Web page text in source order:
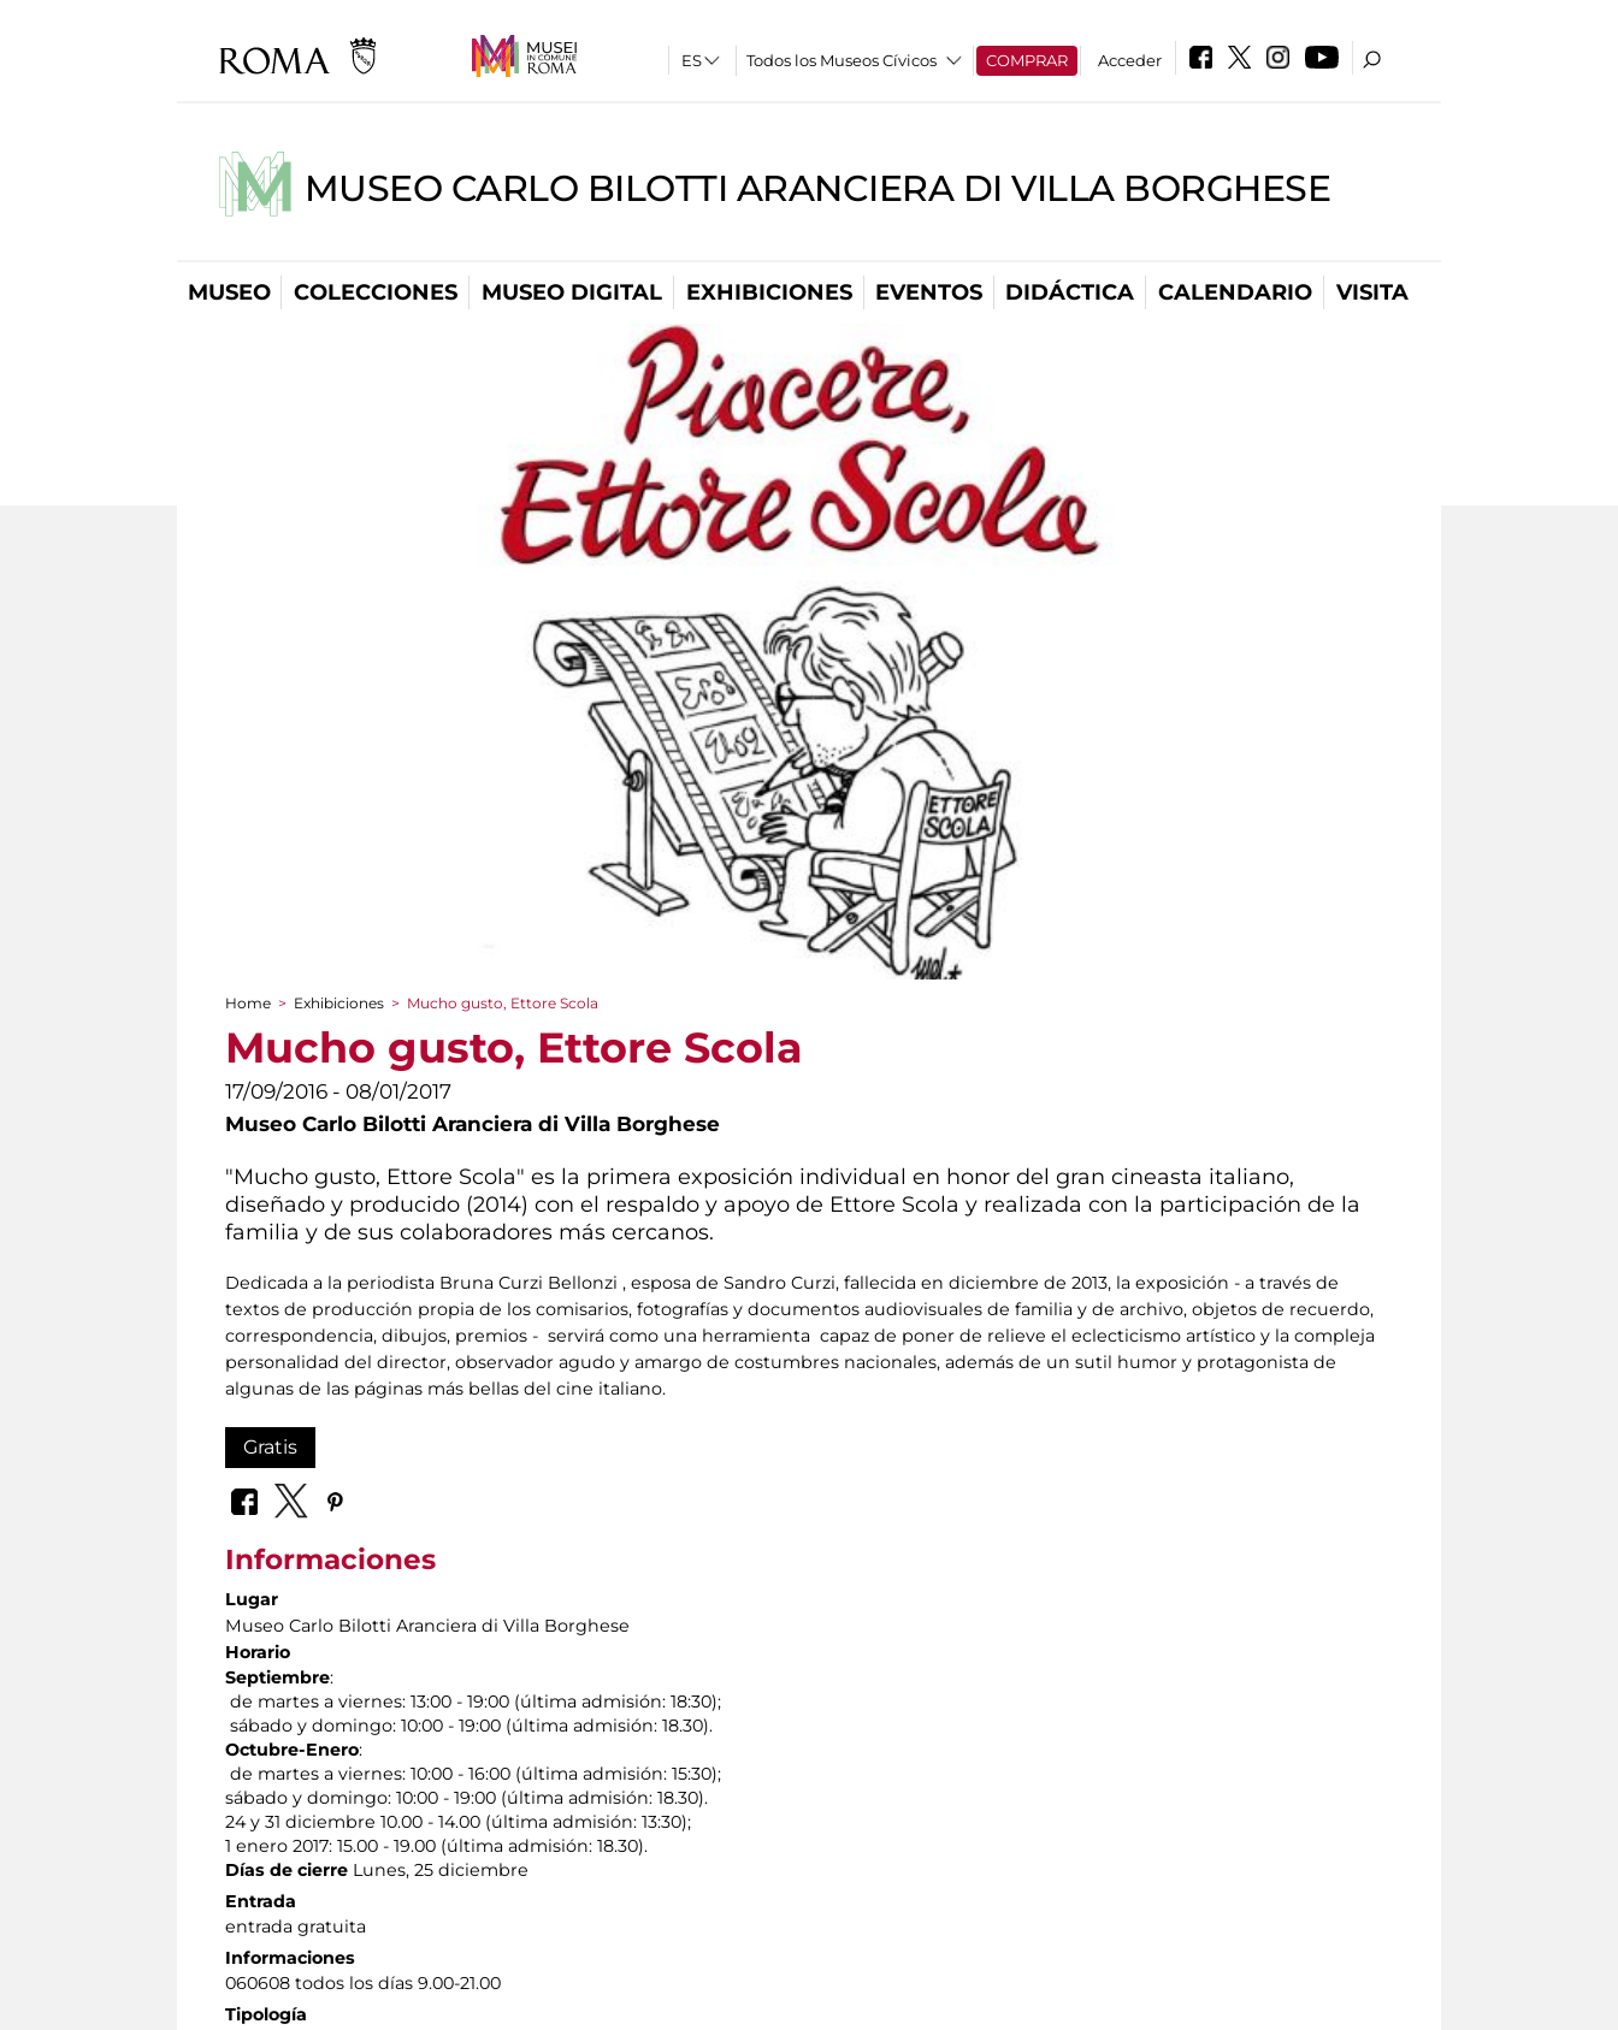
Todos los Museos Cívicos COMPRAR Acceder
MUSEO CARLO BILOTTI ARANCIERA DI VILLA BORGHESE
MUSEO COLECCIONES MUSEO DIGITAL EXHIBICIONES EVENTOS DIDÁCTICA CALENDARIO VISITA
You are here
Home > Exhibiciones > Mucho gusto, Ettore Scola
Mucho gusto, Ettore Scola
17/09/2016 - 08/01/2017
Museo Carlo Bilotti Aranciera di Villa Borghese
"Mucho gusto, Ettore Scola" es la primera exposición individual en honor del gran cineasta italiano,
diseñado y producido (2014) con el respaldo y apoyo de Ettore Scola y realizada con la participación de la
familia y de sus colaboradores más cercanos.
Dedicada a la periodista Bruna Curzi Bellonzi , esposa de Sandro Curzi, fallecida en diciembre de 2013, la exposición - a través de
textos de producción propia de los comisarios, fotografías y documentos audiovisuales de familia y de archivo, objetos de recuerdo,
correspondencia, dibujos, premios - servirá como una herramienta capaz de poner de relieve el eclecticismo artístico y la compleja
personalidad del director, observador agudo y amargo de costumbres nacionales, además de un sutil humor y protagonista de
algunas de las páginas más bellas del cine italiano.
Gratis
Informaciones
Lugar
Museo Carlo Bilotti Aranciera di Villa Borghese
Horario
Septiembre:
de martes a viernes: 13:00 - 19:00 (última admisión: 18:30);
sábado y domingo: 10:00 - 19:00 (última admisión: 18.30).
Octubre-Enero:
de martes a viernes: 10:00 - 16:00 (última admisión: 15:30);
sábado y domingo: 10:00 - 19:00 (última admisión: 18.30).
24 y 31 diciembre 10.00 - 14.00 (última admisión: 13:30);
1 enero 2017: 15.00 - 19.00 (última admisión: 18.30).
Días de cierre Lunes, 25 diciembre
Entrada
entrada gratuita
Informaciones
060608 todos los días 9.00-21.00
Tipología